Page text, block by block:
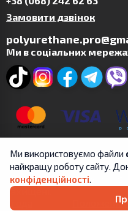
Замовити дзвінок
Ми в соціальних
Copyright © 2019-2025 |
захищені.
Положення
Ми використовуємо файли
найкращу роботу сайту.
конфіденційності.